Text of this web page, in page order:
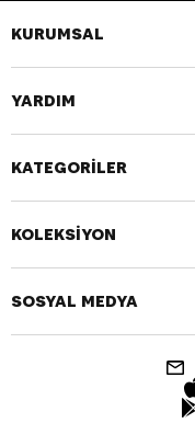
KURUMSAL
YARDIM
KATEGORİLER
KOLEKSİYON
SOSYAL MEDYA